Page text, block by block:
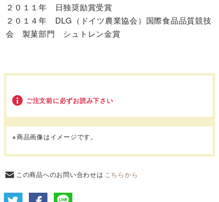
２０１１年 日独奨励賞受賞
２０１４年 DLG（ドイツ農業協会）国際食品品質競技
会 製菓部門 シュトレン金賞
ご注文前に必ずお読み下さい
※商品画像はイメージです。
この商品へのお問い合わせは こちらから